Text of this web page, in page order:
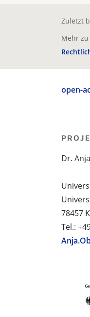
Zuletzt
Mehr
open-
Dr.
78457
Tel.: